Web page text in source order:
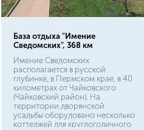
База отдыха "Имение
Сведомских", 368 км
Имение Сведомских
располагается в русской
глубинке, в Пермском крае, в 40
километрах от Чайковского
(Чайковский район). На
территории дворянской
усадьбы оборудовано несколько
коттеджей для круглогодичного